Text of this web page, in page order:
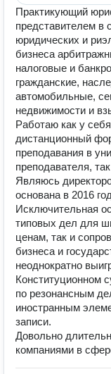
Практикующий
представителем в
юридических и
бизнеса
налоговые и
гражданские,
автомобильные,
недвижимости и
Работаю как у
дистанционный
преподавания в
преподавателя,
Являюсь
основана в 2016
Исключительная
типовых дел для
ценам, так и
бизнеса и
неоднократно
Конституционном
по резонансным
иностранным
записи.
Довольно
компаниями в